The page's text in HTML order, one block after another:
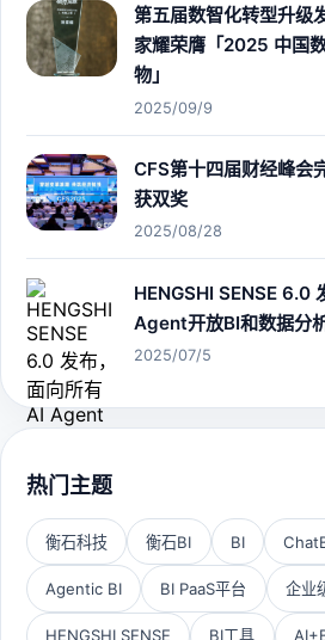
第五届数智化转型升级
家耀荣膺「2025 中国
物」
2025/09/9
CFS第十四届财经峰会
获双奖
2025/08/28
HENGSHI SENSE 6.0
Agent开放BI和数据分
2025/07/5
热门主题
衡石科技 衡石BI BI
Agentic BI BI PaaS平台 企业
HENGSHI SENSE BI工具